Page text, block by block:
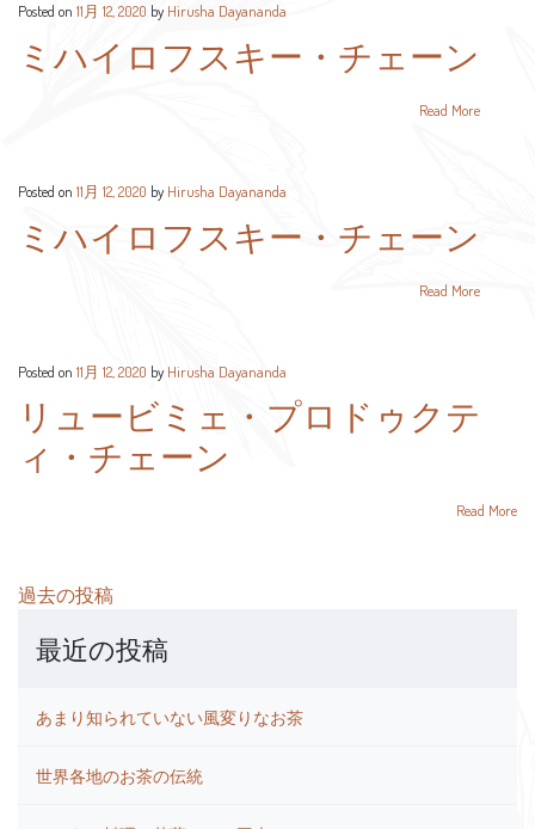
Posted on 11月 12, 2020 by Hirusha Dayananda
ミハイロフスキー・チェーン
Read More
Posted on 11月 12, 2020 by Hirusha Dayananda
ミハイロフスキー・チェーン
Read More
Posted on 11月 12, 2020 by Hirusha Dayananda
リュービミェ・プロドゥクテ
ィ・チェーン
Read More
投
ナ
ー
ョ
過去の投稿
最近の投稿
あまり知られていない風変りなお茶
世界各地のお茶の伝統